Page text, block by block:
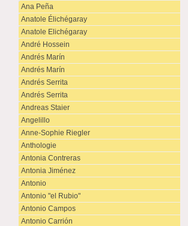
Ana Peña
Anatole Élichégaray
Anatole Elichégaray
André Hossein
Andrés Marín
Andrés Marín
Andrés Serrita
Andrés Serrita
Andreas Staier
Angelillo
Anne-Sophie Riegler
Anthologie
Antonia Contreras
Antonia Jiménez
Antonio
Antonio "el Rubio"
Antonio Campos
Antonio Carrión